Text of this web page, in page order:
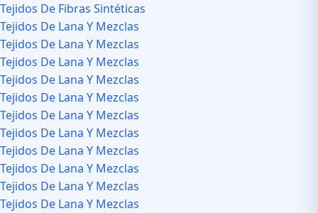
Tejidos De Fibras Sintéticas
Tejidos De Lana Y Mezclas
Tejidos De Lana Y Mezclas
Tejidos De Lana Y Mezclas
Tejidos De Lana Y Mezclas
Tejidos De Lana Y Mezclas
Tejidos De Lana Y Mezclas
Tejidos De Lana Y Mezclas
Tejidos De Lana Y Mezclas
Tejidos De Lana Y Mezclas
Tejidos De Lana Y Mezclas
Tejidos De Lana Y Mezclas